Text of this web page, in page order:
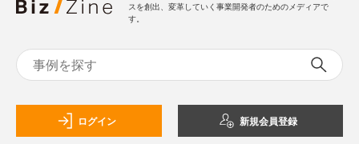
スを創出、変革していく事業開発者のためのメディアで
す。
ログイン 新規会員登録